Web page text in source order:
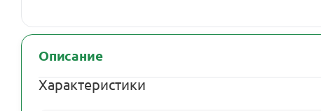
Описание
Характеристики